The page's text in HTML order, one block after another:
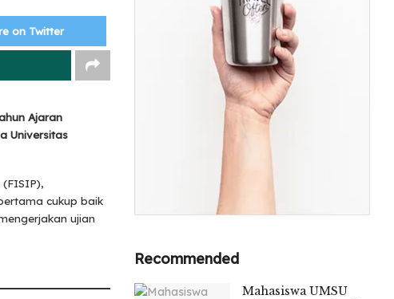
on Twitter
Ajaran
Universitas
cukup baik
ujian
Recommended
Mahasiswa UMSU